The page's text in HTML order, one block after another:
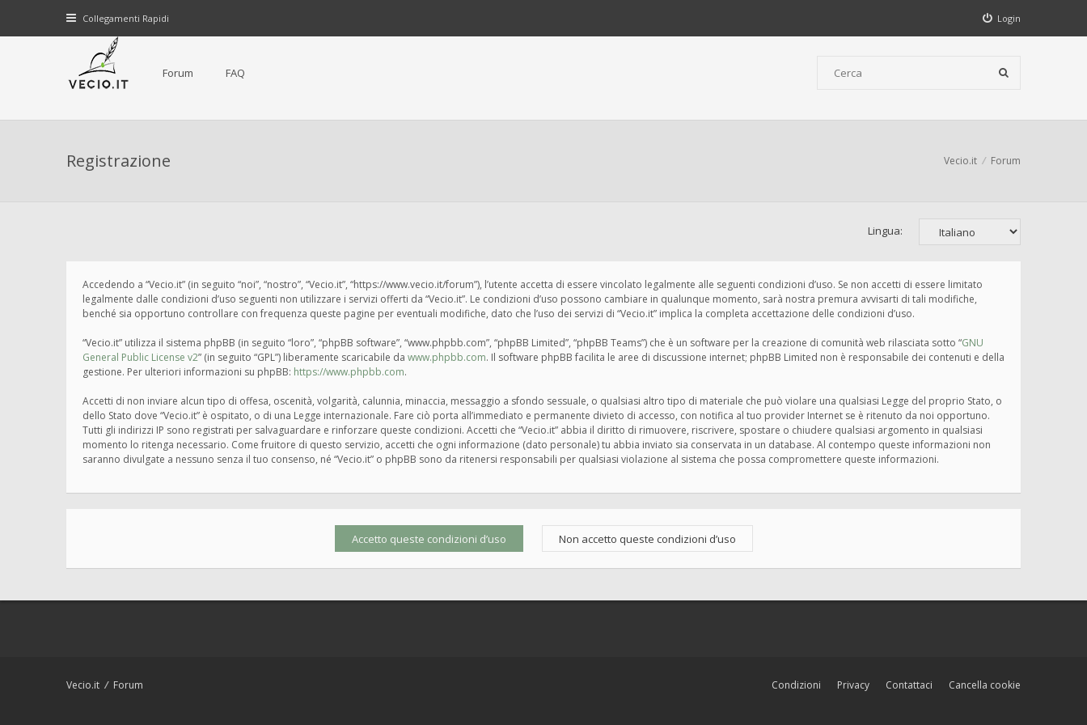
Collegamenti Rapidi Login
Forum FAQ
Registrazione Vecio.it Forum
Lingua:
Accedendo a “Vecio.it” (in seguito “noi”, “nostro”, “Vecio.it”, “https://www.vecio.it/forum”), l’utente accetta di essere vincolato legalmente alle seguenti condizioni d’uso. Se non accetti di essere limitato
legalmente dalle condizioni d’uso seguenti non utilizzare i servizi offerti da “Vecio.it”. Le condizioni d’uso possono cambiare in qualunque momento, sarà nostra premura avvisarti di tali modifiche,
benché sia opportuno controllare con frequenza queste pagine per eventuali modifiche, dato che l’uso dei servizi di “Vecio.it” implica la completa accettazione delle condizioni d’uso.
“Vecio.it” utilizza il sistema phpBB (in seguito “loro”, “phpBB software”, “www.phpbb.com”, “phpBB Limited”, “phpBB Teams”) che è un software per la creazione di comunità web rilasciata sotto “GNU
General Public License v2” (in seguito “GPL”) liberamente scaricabile da www.phpbb.com. Il software phpBB facilita le aree di discussione internet; phpBB Limited non è responsabile dei contenuti e della
gestione. Per ulteriori informazioni su phpBB: https://www.phpbb.com.
Accetti di non inviare alcun tipo di offesa, oscenità, volgarità, calunnia, minaccia, messaggio a sfondo sessuale, o qualsiasi altro tipo di materiale che può violare una qualsiasi Legge del proprio Stato, o
dello Stato dove “Vecio.it” è ospitato, o di una Legge internazionale. Fare ciò porta all’immediato e permanente divieto di accesso, con notifica al tuo provider Internet se è ritenuto da noi opportuno.
Tutti gli indirizzi IP sono registrati per salvaguardare e rinforzare queste condizioni. Accetti che “Vecio.it” abbia il diritto di rimuovere, riscrivere, spostare o chiudere qualsiasi argomento in qualsiasi
momento lo ritenga necessario. Come fruitore di questo servizio, accetti che ogni informazione (dato personale) tu abbia inviato sia conservata in un database. Al contempo queste informazioni non
saranno divulgate a nessuno senza il tuo consenso, né “Vecio.it” o phpBB sono da ritenersi responsabili per qualsiasi violazione al sistema che possa compromettere queste informazioni.
Vecio.it Forum Cancella cookie
Contattaci
Privacy
Condizioni